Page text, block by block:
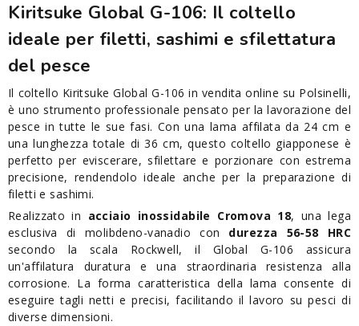
Kiritsuke Global G-106: Il coltello
ideale per filetti, sashimi e sfilettatura
del pesce
Il coltello Kiritsuke Global G-106 in vendita online su Polsinelli,
è uno strumento professionale pensato per la lavorazione del
pesce in tutte le sue fasi. Con una lama affilata da 24 cm e
una lunghezza totale di 36 cm, questo coltello giapponese è
perfetto per eviscerare, sfilettare e porzionare con estrema
precisione, rendendolo ideale anche per la preparazione di
filetti e sashimi.
Realizzato in acciaio inossidabile Cromova 18, una lega
esclusiva di molibdeno-vanadio con durezza 56-58 HRC
secondo la scala Rockwell, il Global G-106 assicura
un'affilatura duratura e una straordinaria resistenza alla
corrosione. La forma caratteristica della lama consente di
eseguire tagli netti e precisi, facilitando il lavoro su pesci di
diverse dimensioni.